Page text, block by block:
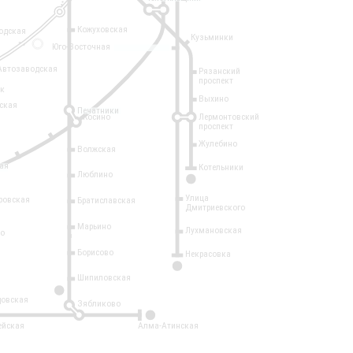
2
14
Кузьминки
Рязанский
проспект
Выхино
Лермонтовский
проспект
Жулебино
Котельники
Кожуховская
Печатники
Волжская
Люблино
Братиславская
Марьино
Борисово
Шипиловская
Зябликово
Алма-Атинская
Улица
Дмитриевского
Лухмановская
Некрасовка
Косино
Юго-Восточная